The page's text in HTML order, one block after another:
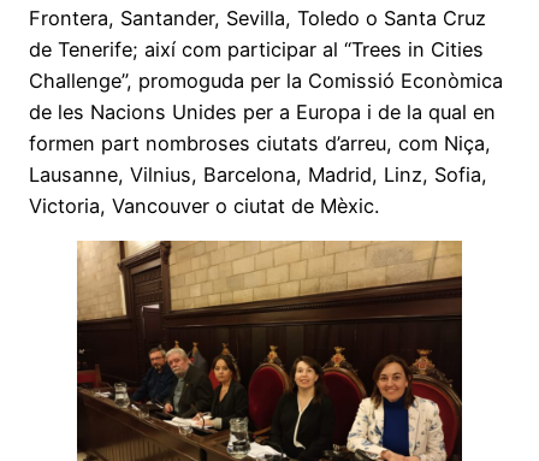
Frontera, Santander, Sevilla, Toledo o Santa Cruz
de Tenerife; així com participar al “Trees in Cities
Challenge”, promoguda per la Comissió Econòmica
de les Nacions Unides per a Europa i de la qual en
formen part nombroses ciutats d’arreu, com Niça,
Lausanne, Vilnius, Barcelona, Madrid, Linz, Sofia,
Victoria, Vancouver o ciutat de Mèxic.